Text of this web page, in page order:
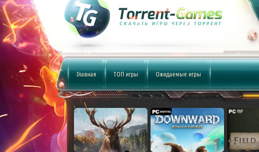
Главная ТОП игры Ожидаемые игры